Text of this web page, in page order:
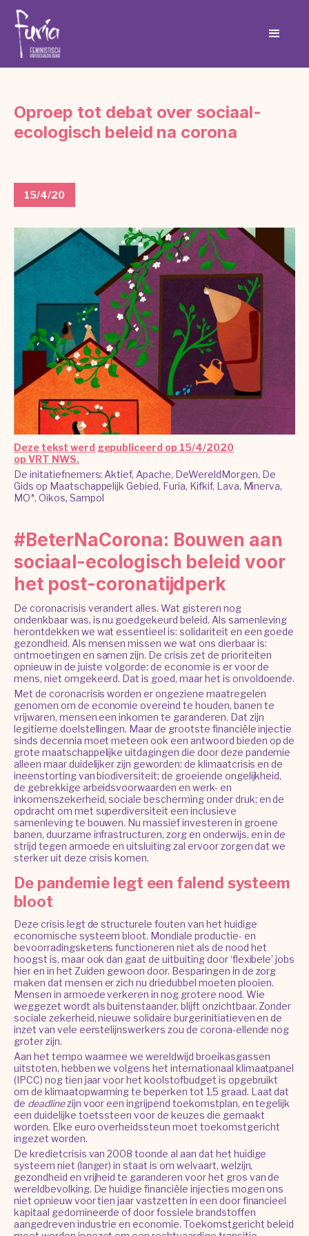
Oproep tot debat over sociaal-
ecologisch beleid na corona
15/4/20
Deze tekst werd gepubliceerd op 15/4/2020
op VRT NWS.
De initatiefnemers: Aktief, Apache, DeWereldMorgen, De
Gids op Maatschappelijk Gebied, Furia, Kifkif, Lava, Minerva,
MO*, Oikos, Sampol
#BeterNaCorona: Bouwen aan
sociaal-ecologisch beleid voor
het post-coronatijdperk
De coronacrisis verandert alles. Wat gisteren nog
ondenkbaar was, is nu goedgekeurd beleid. Als samenleving
herontdekken we wat essentieel is: solidariteit en een goede
gezondheid. Als mensen missen we wat ons dierbaar is:
ontmoetingen en samen zijn. De crisis zet de prioriteiten
opnieuw in de juiste volgorde: de economie is er voor de
mens, niet omgekeerd. Dat is goed, maar het is onvoldoende.
Met de coronacrisis worden er ongeziene maatregelen
genomen om de economie overeind te houden, banen te
vrijwaren, mensen een inkomen te garanderen. Dat zijn
legitieme doelstellingen. Maar de grootste financiële injectie
sinds decennia moet meteen ook een antwoord bieden op de
grote maatschappelijke uitdagingen die door deze pandemie
alleen maar duidelijker zijn geworden: de klimaatcrisis en de
ineenstorting van biodiversiteit; de groeiende ongelijkheid,
de gebrekkige arbeidsvoorwaarden en werk- en
inkomenszekerheid, sociale bescherming onder druk; en de
opdracht om met superdiversiteit een inclusieve
samenleving te bouwen. Nu massief investeren in groene
banen, duurzame infrastructuren, zorg en onderwijs, en in de
strijd tegen armoede en uitsluiting zal ervoor zorgen dat we
sterker uit deze crisis komen.
De pandemie legt een falend systeem
bloot
Deze crisis legt de structurele fouten van het huidige
economische systeem bloot. Mondiale productie- en
bevoorradingsketens functioneren niet als de nood het
hoogst is, maar ook dan gaat de uitbuiting door ‘flexibele’ jobs
hier en in het Zuiden gewoon door. Besparingen in de zorg
maken dat mensen er zich nu driedubbel moeten plooien.
Mensen in armoede verkeren in nog grotere nood. Wie
weggezet wordt als buitenstaander, blijft onzichtbaar. Zonder
sociale zekerheid, nieuwe solidaire burgerinitiatieven en de
inzet van vele eerstelijnswerkers zou de corona-ellende nog
groter zijn.
Aan het tempo waarmee we wereldwijd broeikasgassen
uitstoten, hebben we volgens het internationaal klimaatpanel
(IPCC) nog tien jaar voor het koolstofbudget is opgebruikt
om de klimaatopwarming te beperken tot 1,5 graad. Laat dat
de deadlinezijn voor een ingrijpend toekomstplan, en tegelijk
een duidelijke toetssteen voor de keuzes die gemaakt
worden. Elke euro overheidssteun moet toekomstgericht
ingezet worden.
De kredietcrisis van 2008 toonde al aan dat het huidige
systeem niet (langer) in staat is om welvaart, welzijn,
gezondheid en vrijheid te garanderen voor het gros van de
wereldbevolking. De huidige financiële injecties mogen ons
niet opnieuw voor tien jaar vastzetten in een door financieel
kapitaal gedomineerde of door fossiele brandstoffen
aangedreven industrie en economie. Toekomstgericht beleid